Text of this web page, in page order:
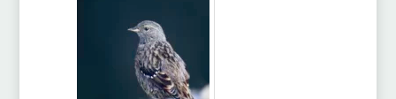
石青仔，是鶲科紅尾
鴝屬的一種鳥類，於
台灣棲息全島海拔
500 至 230...